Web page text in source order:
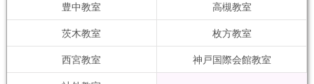
豊中教室 高槻教室
茨木教室 枚方教室
西宮教室 神戸国際会館教室